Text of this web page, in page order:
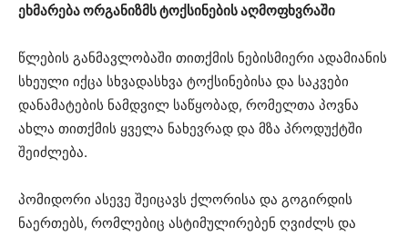
ეხმარება ორგანიზმს ტოქსინების აღმოფხვრაში
წლების განმავლობაში თითქმის ნებისმიერი ადამიანის
სხეული იქცა სხვადასხვა ტოქსინებისა და საკვები
დანამატების ნამდვილ საწყობად, რომელთა პოვნა
ახლა თითქმის ყველა ნახევრად და მზა პროდუქტში
შეიძლება.
პომიდორი ასევე შეიცავს ქლორისა და გოგირდის
ნაერთებს, რომლებიც ასტიმულირებენ ღვიძლს და